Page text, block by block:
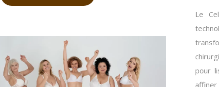
Le
pour
affiner